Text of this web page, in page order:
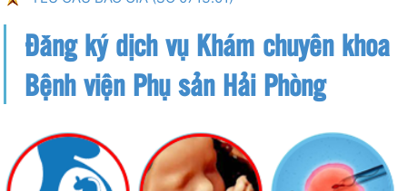
Đăng ký dịch vụ Khám chuyên khoa
Bệnh viện Phụ sản Hải Phòng